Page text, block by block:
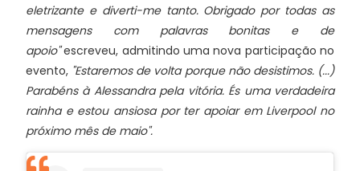
eletrizante e diverti-me tanto. Obrigado por todas as
mensagens com palavras bonitas e de
apoio"escreveu, admitindo uma nova participação no
evento, "Estaremos de volta porque não desistimos. (...)
Parabéns à Alessandra pela vitória. És uma verdadeira
rainha e estou ansiosa por ter apoiar em Liverpool no
próximo mês de maio".